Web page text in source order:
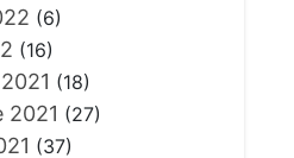
(6)
(16)
(18)
2021 (27)
(37)